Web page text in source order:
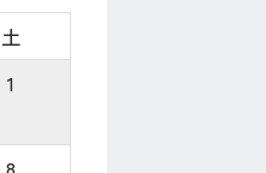
土
1